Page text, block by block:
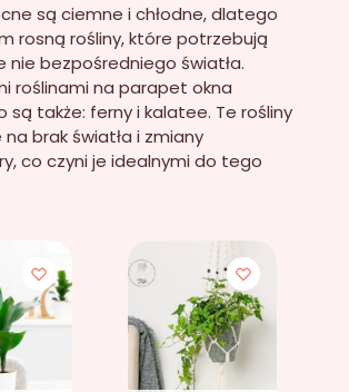
są ciemne i chłodne, dlatego
rosną rośliny, które potrzebują
nie bezpośredniego światła.
roślinami na parapet okna
są także: ferny i kalatee. Te rośliny
brak światła i zmiany
co czyni je idealnymi do tego